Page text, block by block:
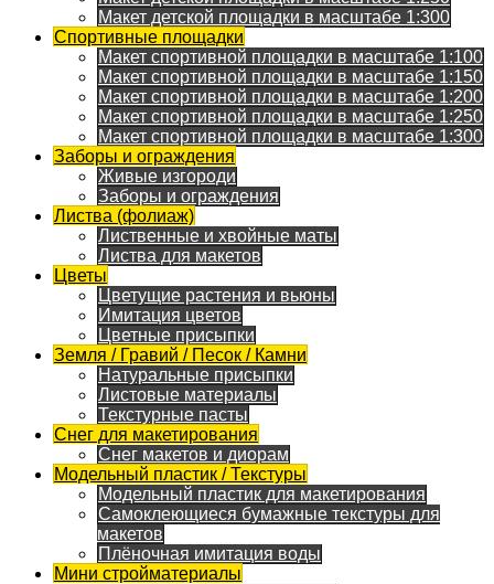
Макет детской площадки в масштабе 1:300
Спортивные площадки
Макет спортивной площадки в масштабе 1:100
Макет спортивной площадки в масштабе 1:150
Макет спортивной площадки в масштабе 1:200
Макет спортивной площадки в масштабе 1:250
Макет спортивной площадки в масштабе 1:300
Заборы и ограждения
Живые изгороди
Заборы и ограждения
Листва (фолиаж)
Лиственные и хвойные маты
Листва для макетов
Цветы
Цветущие растения и вьюны
Имитация цветов
Цветные присыпки
Земля / Гравий / Песок / Камни
Натуральные присыпки
Листовые материалы
Текстурные пасты
Снег для макетирования
Снег макетов и диорам
Модельный пластик / Текстуры
Модельный пластик для макетирования
Самоклеющиеся бумажные текстуры для
макетов
Плёночная имитация воды
Мини стройматериалы